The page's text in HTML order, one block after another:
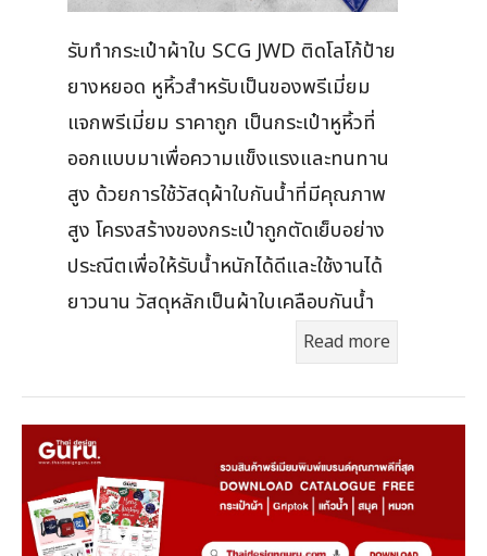
รับทำกระเป๋าผ้าใบ SCG JWD ติดโลโก้ป้าย
ยางหยอด หูหิ้วสำหรับเป็นของพรีเมี่ยม
แจกพรีเมี่ยม ราคาถูก เป็นกระเป๋าหูหิ้วที่
ออกแบบมาเพื่อความแข็งแรงและทนทาน
สูง ด้วยการใช้วัสดุผ้าใบกันน้ำที่มีคุณภาพ
สูง โครงสร้างของกระเป๋าถูกตัดเย็บอย่าง
ประณีตเพื่อให้รับน้ำหนักได้ดีและใช้งานได้
ยาวนาน วัสดุหลักเป็นผ้าใบเคลือบกันน้ำ
Read more